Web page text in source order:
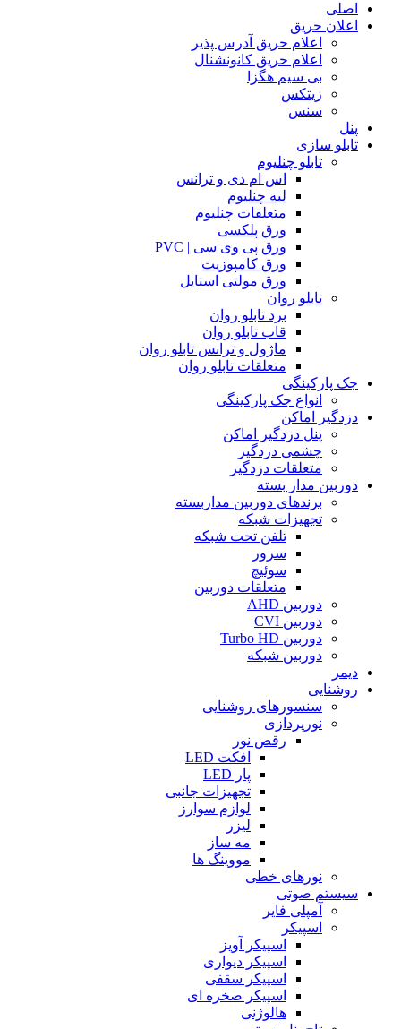
اصلی
اعلان حریق
اعلام حریق آدرس پذیر
اعلام حریق کانونشنال
بی سیم هگزا
زیتکس
سنس
پنل
تابلو سازی
تابلو چنلیوم
اس ام دی و ترانس
لبه چنلیوم
متعلقات چنلیوم
ورق پلکسی
ورق پی وی سی | PVC
ورق کامپوزیت
ورق مولتی استایل
تابلو روان
برد تابلو روان
قاب تابلو روان
ماژول و ترانس تابلو روان
متعلقات تابلو روان
جک پارکینگی
انواع جک پارکینگی
دزدگیر اماکن
پنل دزدگیر اماکن
چشمی دزدگیر
متعلقات دزدگیر
دوربین مدار بسته
برندهای دوربین مداربسته
تجهیزات شبکه
تلفن تحت شبکه
سرور
سوئیچ
متعلقات دوربین
دوربین AHD
دوربین CVI
دوربین Turbo HD
دوربین شبکه
دیمر
روشنایی
سنسورهای روشنایی
نورپردازی
رقص نور
افکت LED
پار LED
تجهیزات جانبی
لوازم سوارز
لیزر
مه ساز
مووینگ ها
نورهای خطی
سیستم صوتی
آمپلی فایر
اسپیکر
اسپیکر آویز
اسپیکر دیواری
اسپیکر سقفی
اسپیکر صخره ای
هالوژنی